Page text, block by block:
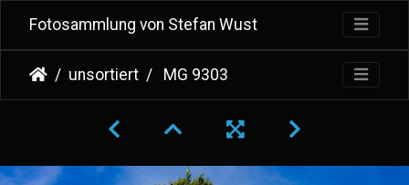
Fotosammlung von Stefan Wust
unsortiert MG 9303